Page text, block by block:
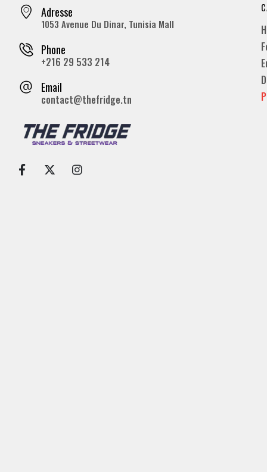
Adresse
1053 Avenue Du Dinar, Tunisia Mall
Phone
+216 29 533 214
Email
contact@thefridge.tn